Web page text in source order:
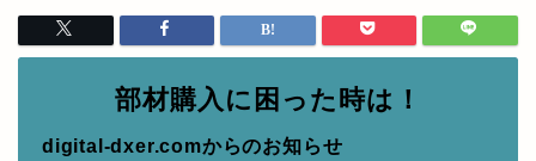
部材購入に困った時は！
digital-dxer.comからのお知らせ